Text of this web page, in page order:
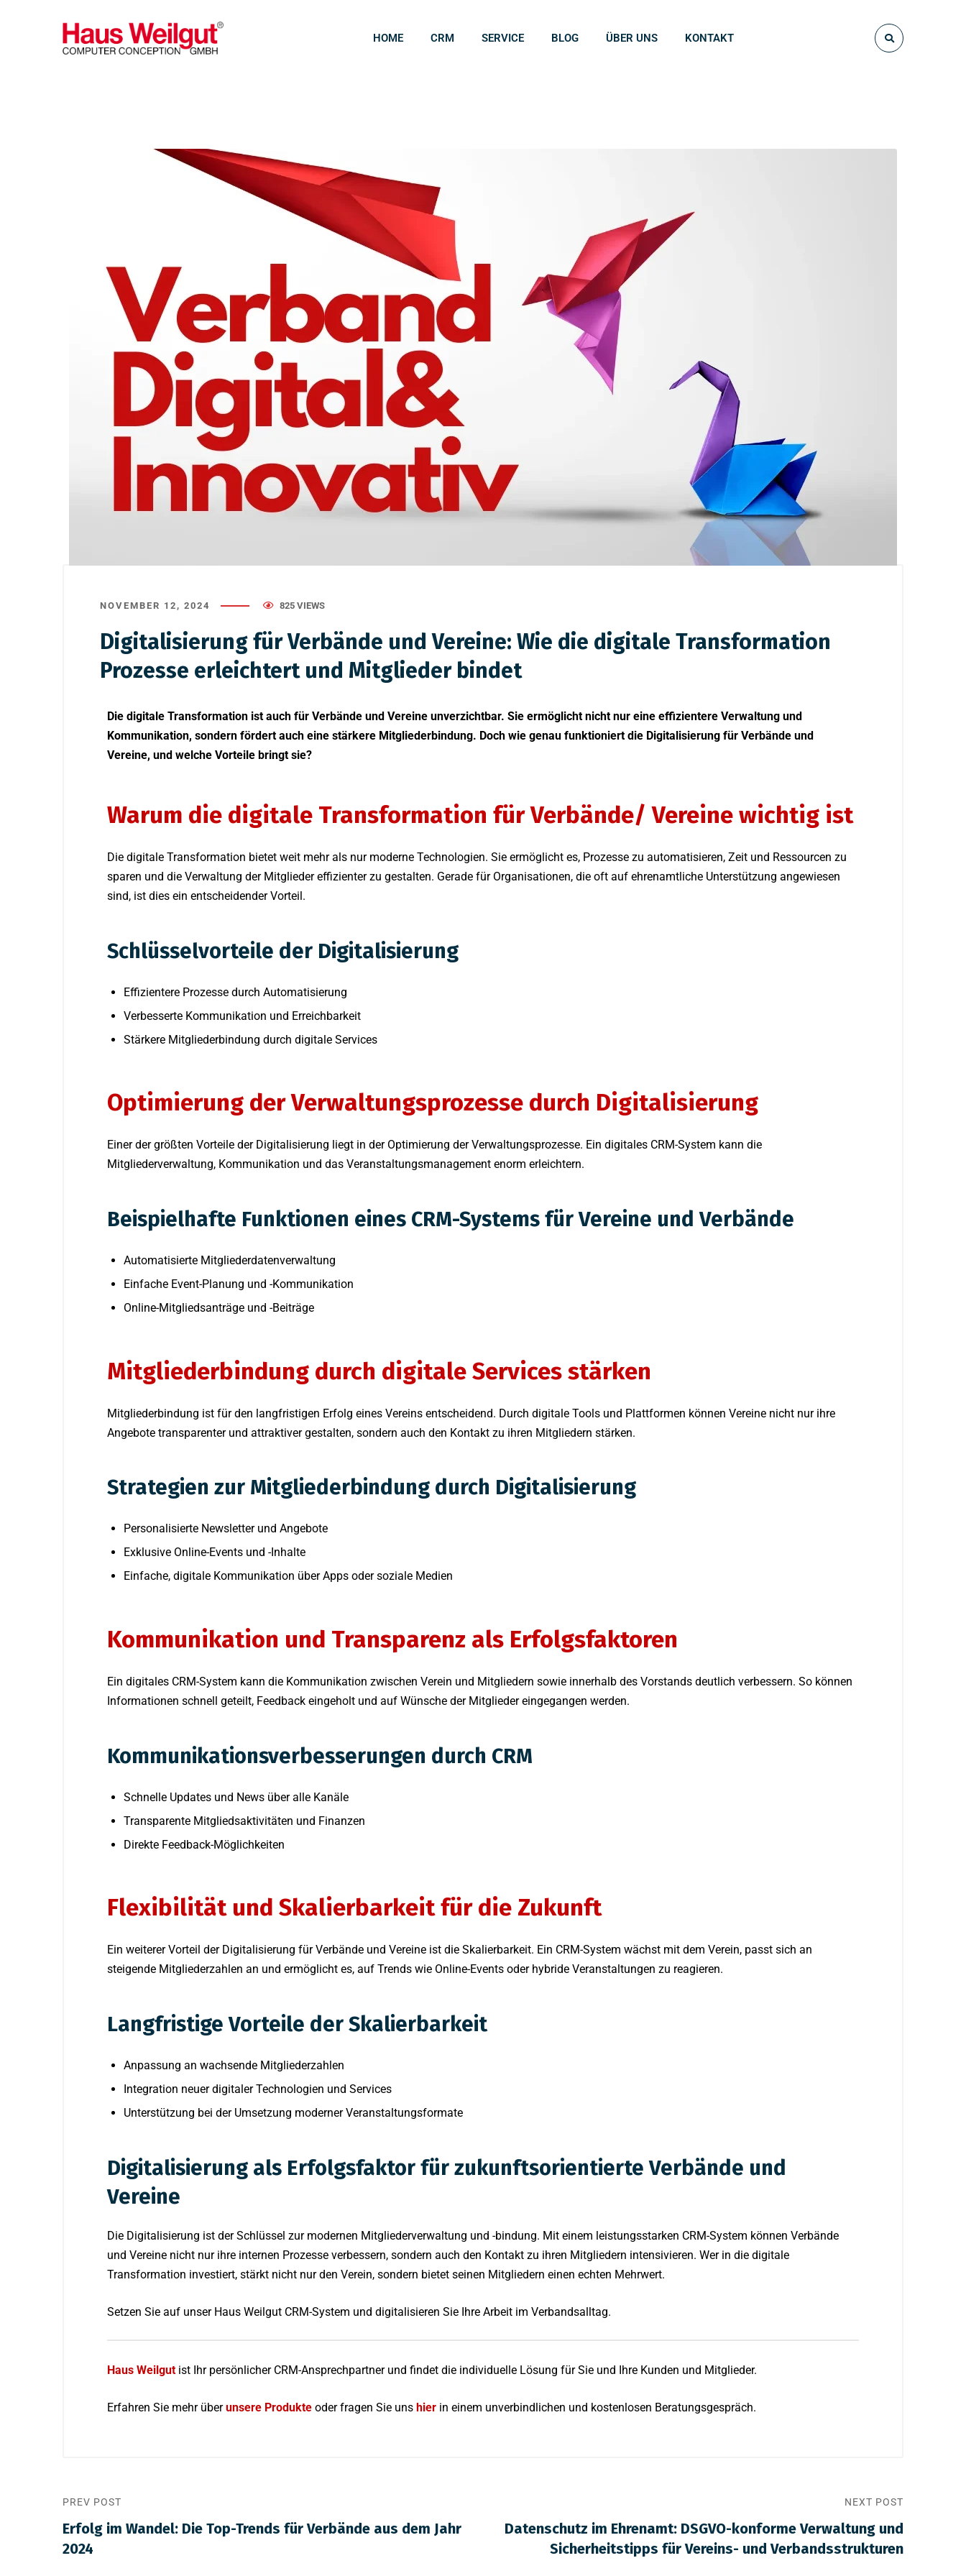
HOME CRM SERVICE BLOG ÜBER UNS KONTAKT
NOVEMBER 12, 2024 825 VIEWS
Digitalisierung für Verbände und Vereine: Wie die digitale Transformation
Prozesse erleichtert und Mitglieder bindet
Die digitale Transformation ist auch für Verbände und Vereine unverzichtbar. Sie ermöglicht nicht nur eine effizientere Verwaltung und
Kommunikation, sondern fördert auch eine stärkere Mitgliederbindung. Doch wie genau funktioniert die Digitalisierung für Verbände und
Vereine, und welche Vorteile bringt sie?
Warum die digitale Transformation für Verbände/ Vereine wichtig ist
Die digitale Transformation bietet weit mehr als nur moderne Technologien. Sie ermöglicht es, Prozesse zu automatisieren, Zeit und Ressourcen zu
sparen und die Verwaltung der Mitglieder effizienter zu gestalten. Gerade für Organisationen, die oft auf ehrenamtliche Unterstützung angewiesen
sind, ist dies ein entscheidender Vorteil.
Schlüsselvorteile der Digitalisierung
Effizientere Prozesse durch Automatisierung
Verbesserte Kommunikation und Erreichbarkeit
Stärkere Mitgliederbindung durch digitale Services
Optimierung der Verwaltungsprozesse durch Digitalisierung
Einer der größten Vorteile der Digitalisierung liegt in der Optimierung der Verwaltungsprozesse. Ein digitales CRM-System kann die
Mitgliederverwaltung, Kommunikation und das Veranstaltungsmanagement enorm erleichtern.
Beispielhafte Funktionen eines CRM-Systems für Vereine und Verbände
Automatisierte Mitgliederdatenverwaltung
Einfache Event-Planung und -Kommunikation
Online-Mitgliedsanträge und -Beiträge
Mitgliederbindung durch digitale Services stärken
Mitgliederbindung ist für den langfristigen Erfolg eines Vereins entscheidend. Durch digitale Tools und Plattformen können Vereine nicht nur ihre
Angebote transparenter und attraktiver gestalten, sondern auch den Kontakt zu ihren Mitgliedern stärken.
Strategien zur Mitgliederbindung durch Digitalisierung
Personalisierte Newsletter und Angebote
Exklusive Online-Events und -Inhalte
Einfache, digitale Kommunikation über Apps oder soziale Medien
Kommunikation und Transparenz als Erfolgsfaktoren
Ein digitales CRM-System kann die Kommunikation zwischen Verein und Mitgliedern sowie innerhalb des Vorstands deutlich verbessern. So können
Informationen schnell geteilt, Feedback eingeholt und auf Wünsche der Mitglieder eingegangen werden.
Kommunikationsverbesserungen durch CRM
Schnelle Updates und News über alle Kanäle
Transparente Mitgliedsaktivitäten und Finanzen
Direkte Feedback-Möglichkeiten
Flexibilität und Skalierbarkeit für die Zukunft
Ein weiterer Vorteil der Digitalisierung für Verbände und Vereine ist die Skalierbarkeit. Ein CRM-System wächst mit dem Verein, passt sich an
steigende Mitgliederzahlen an und ermöglicht es, auf Trends wie Online-Events oder hybride Veranstaltungen zu reagieren.
Langfristige Vorteile der Skalierbarkeit
Anpassung an wachsende Mitgliederzahlen
Integration neuer digitaler Technologien und Services
Unterstützung bei der Umsetzung moderner Veranstaltungsformate
Digitalisierung als Erfolgsfaktor für zukunftsorientierte Verbände und
Vereine
Die Digitalisierung ist der Schlüssel zur modernen Mitgliederverwaltung und -bindung. Mit einem leistungsstarken CRM-System können Verbände
und Vereine nicht nur ihre internen Prozesse verbessern, sondern auch den Kontakt zu ihren Mitgliedern intensivieren. Wer in die digitale
Transformation investiert, stärkt nicht nur den Verein, sondern bietet seinen Mitgliedern einen echten Mehrwert.
Setzen Sie auf unser Haus Weilgut CRM-System und digitalisieren Sie Ihre Arbeit im Verbandsalltag.
Haus Weilgut ist Ihr persönlicher CRM-Ansprechpartner und findet die individuelle Lösung für Sie und Ihre Kunden und Mitglieder.
Erfahren Sie mehr überunsere Produkte oder fragen Sie uns hier in einem unverbindlichen und kostenlosen Beratungsgespräch.
PREV POST
Erfolg im Wandel: Die Top-Trends für Verbände aus dem Jahr
2024
NEXT POST
Datenschutz im Ehrenamt: DSGVO-konforme Verwaltung und
Sicherheitstipps für Vereins- und Verbandsstrukturen